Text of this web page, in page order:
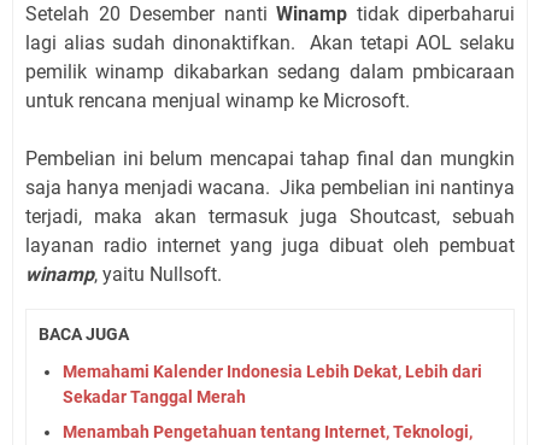
Setelah 20 Desember nanti Winamp tidak diperbaharui
lagi alias sudah dinonaktifkan. Akan tetapi AOL selaku
pemilik winamp dikabarkan sedang dalam pmbicaraan
untuk rencana menjual winamp ke Microsoft.
Pembelian ini belum mencapai tahap final dan mungkin
saja hanya menjadi wacana. Jika pembelian ini nantinya
terjadi, maka akan termasuk juga Shoutcast, sebuah
layanan radio internet yang juga dibuat oleh pembuat
winamp, yaitu Nullsoft.
BACA JUGA
Memahami Kalender Indonesia Lebih Dekat, Lebih dari
Sekadar Tanggal Merah
Menambah Pengetahuan tentang Internet, Teknologi,